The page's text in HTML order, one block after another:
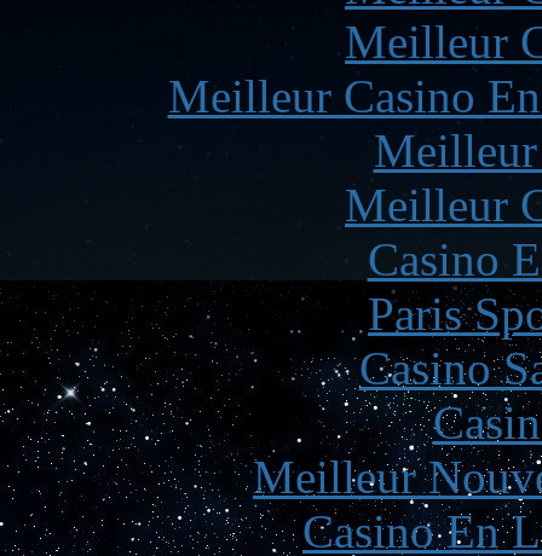
Meilleur
Meilleur Casino
Meilleur
Meilleur
Casino
Paris
Casino
Meilleur
Casino En